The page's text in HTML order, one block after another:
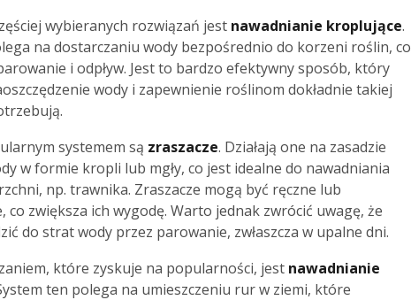
wybieranych rozwiązań jest nawadnianie kroplujące.
na dostarczaniu wody bezpośrednio do korzeni roślin, co
i odpływ. Jest to bardzo efektywny sposób, który
wody i zapewnienie roślinom dokładnie takiej
systemem są zraszacze. Działają one na zasadzie
w formie kropli lub mgły, co jest idealne do nawadniania
np. trawnika. Zraszacze mogą być ręczne lub
co zwiększa ich wygodę. Warto jednak zwrócić uwagę, że
do strat wody przez parowanie, zwłaszcza w upalne dni.
które zyskuje na popularności, jest nawadnianie
ten polega na umieszczeniu rur w ziemi, które